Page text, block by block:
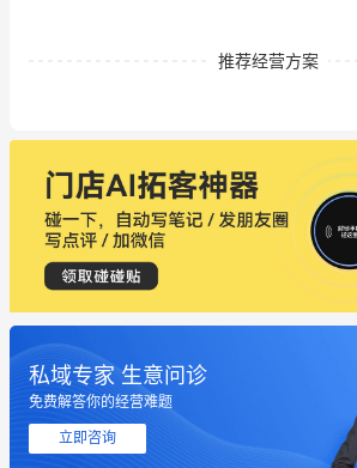
推荐经营方案
私域专家 生意问诊
免费解答你的经营难题
立即咨询
这个营销策划案例推荐大家看一下